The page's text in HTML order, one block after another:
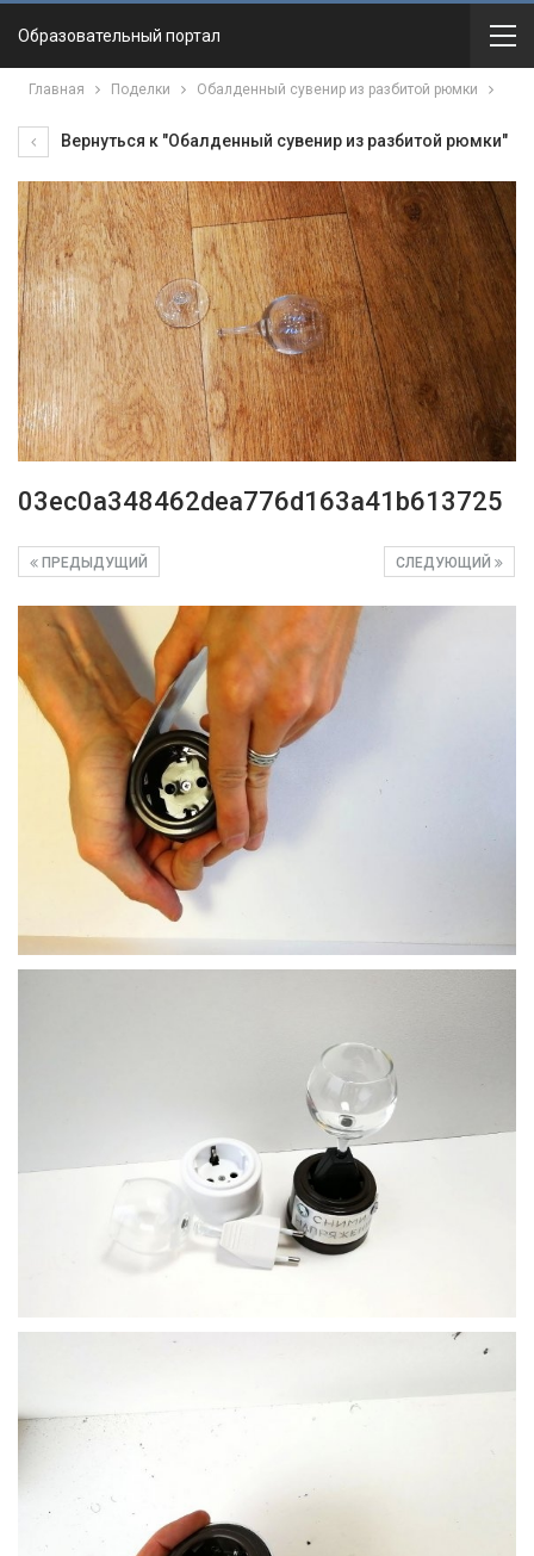
Образовательный портал
Главная Поделки Обалденный сувенир из разбитой рюмки
Вернуться к "Обалденный сувенир из разбитой рюмки"
03ec0a348462dea776d163a41b613725
СЛЕДУЮЩИЙ
ПРЕДЫДУЩИЙ